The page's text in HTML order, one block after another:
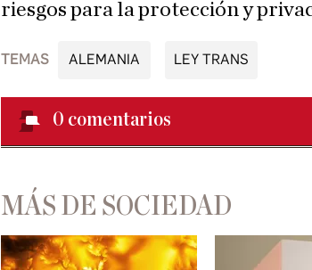
riesgos para la protección y
TEMAS ALEMANIA LEY TRANS
0 comentarios
MÁS DE SOCIEDAD